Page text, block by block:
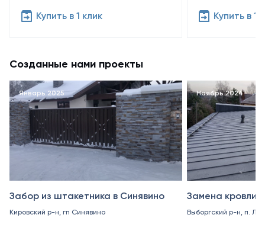
Купить в 1 клик Купить в 1
Созданные нами проекты
Январь 2025
Забор из штакетника в Синявино
Кировский р-н, гп Синявино
Ноябрь 2024
Замена кровли
Выборгский р-н, п.